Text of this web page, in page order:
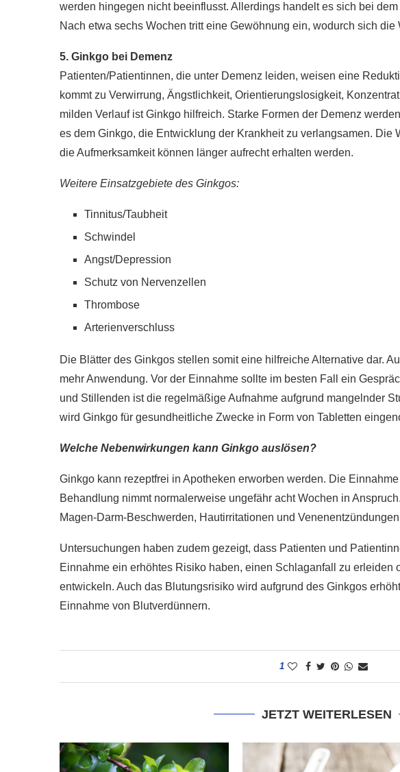
werden hingegen nicht beeinflusst. Allerdings handelt es sich bei
Nach etwa sechs Wochen tritt eine Gewöhnung ein, wodurch sich die
5. Ginkgo bei Demenz
Patienten/Patientinnen, die unter Demenz leiden, weisen eine
kommt zu Verwirrung, Ängstlichkeit, Orientierungslosigkeit,
milden Verlauf ist Ginkgo hilfreich. Starke Formen der Demenz
es dem Ginkgo, die Entwicklung der Krankheit zu verlangsamen. Die
die Aufmerksamkeit können länger aufrecht erhalten werden.
Weitere Einsatzgebiete des Ginkgos:
Tinnitus/Taubheit
Schwindel
Angst/Depression
Schutz von Nervenzellen
Thrombose
Arterienverschluss
Die Blätter des Ginkgos stellen somit eine hilfreiche Alternative dar.
mehr Anwendung. Vor der Einnahme sollte im besten Fall ein
und Stillenden ist die regelmäßige Aufnahme aufgrund mangelnder
wird Ginkgo für gesundheitliche Zwecke in Form von Tabletten
Welche Nebenwirkungen kann Ginkgo auslösen?
Ginkgo kann rezeptfrei in Apotheken erworben werden. Die
Behandlung nimmt normalerweise ungefähr acht Wochen in
Magen-Darm-Beschwerden, Hautirritationen und
Untersuchungen haben zudem gezeigt, dass Patienten und
Einnahme ein erhöhtes Risiko haben, einen Schlaganfall zu erleiden
entwickeln. Auch das Blutungsrisiko wird aufgrund des Ginkgos
Einnahme von Blutverdünnern.
1
JETZT WEITERLESEN